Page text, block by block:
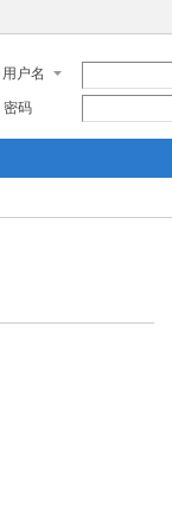
用户名
密码